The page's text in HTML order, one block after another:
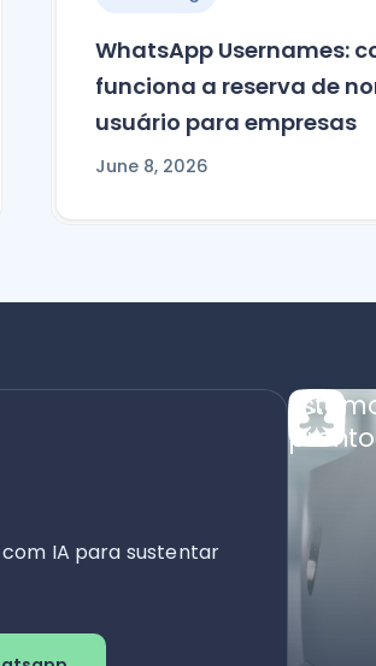
WhatsApp Usernames:
funciona a reserva de
usuário para empresas
June 8, 2026
IA para sustentar